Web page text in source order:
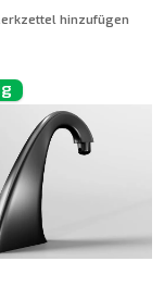
hinzufügen